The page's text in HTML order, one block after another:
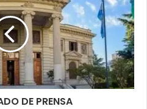
DE PRENSA